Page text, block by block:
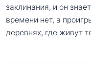
заклинания, и он
времени нет, а
деревнях, где живут